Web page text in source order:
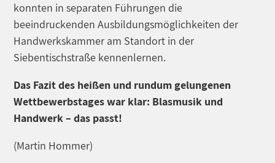
konnten in separaten Führungen die
beeindruckenden Ausbildungsmöglichkeiten der
Handwerkskammer am Standort in der
Siebentischstraße kennenlernen.
Das Fazit des heißen und rundum gelungenen
Wettbewerbstages war klar: Blasmusik und
Handwerk – das passt!
(Martin Hommer)